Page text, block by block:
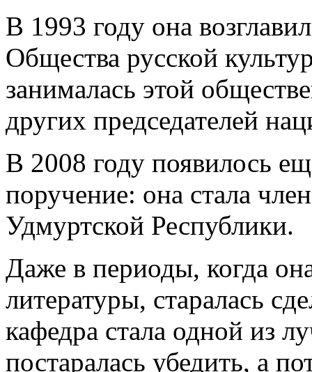
В 1993 году она
Общества русской
занималась этой
других председателей
В 2008 году появилось
поручение: она стала
Удмуртской Республики.
Даже в периоды, когда
литературы, старалась
кафедра стала одной из
постаралась убедить, а